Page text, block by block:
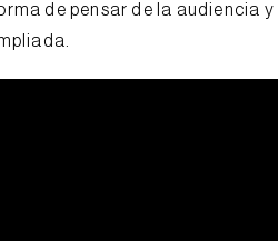
de pensar de la audiencia y